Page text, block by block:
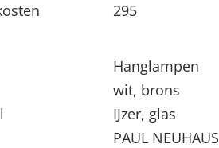
295
Hanglampen
wit, brons
IJzer, glas
PAUL NEUHAUS